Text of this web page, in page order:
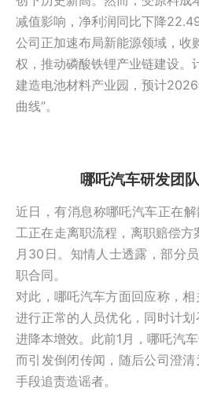
减值影响，净利润同比下降
公司正加速布局新能源领域，收
权，推动磷酸铁锂产业链建设。
建造电池材料产业园，预计
曲线”。
哪吒汽车研发团
近日，有消息称哪吒汽车正在
工正在走离职流程，离职赔偿方
月30日。知情人士透露，部分
职合同。
对此，哪吒汽车方面回应称，
进行正常的人员优化，同时计
进降本增效。此前1月，哪吒汽
而引发倒闭传闻，随后公司澄
手段追责造谣者。